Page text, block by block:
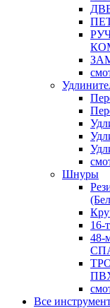
Шнуры
16-
48-
Все